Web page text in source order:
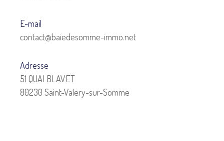
E-mail
contact@baiedesomme-immo.net
Adresse
51 QUAI BLAVET
80230 Saint-Valery-sur-Somme